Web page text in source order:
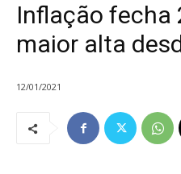
Inflação fecha
maior alta
12/01/2021